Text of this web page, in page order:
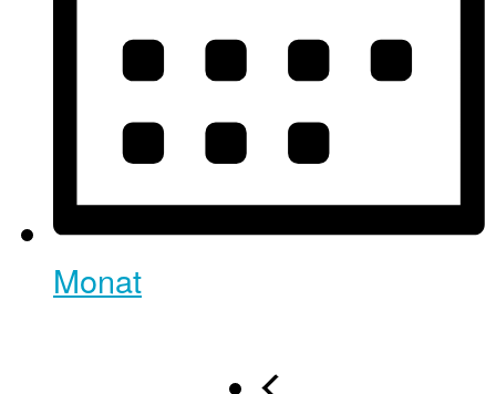
Monat